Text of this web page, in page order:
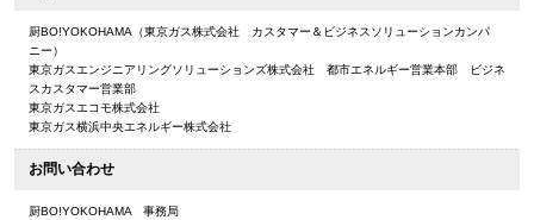
厨BO!YOKOHAMA（東京ガス株式会社 カスタマー＆ビジネスソリューションカンパ
ニー）
東京ガスエンジニアリングソリューションズ株式会社 都市エネルギー営業本部 ビジネ
スカスタマー営業部
東京ガスエコモ株式会社
東京ガス横浜中央エネルギー株式会社
お問い合わせ
厨BO!YOKOHAMA 事務局